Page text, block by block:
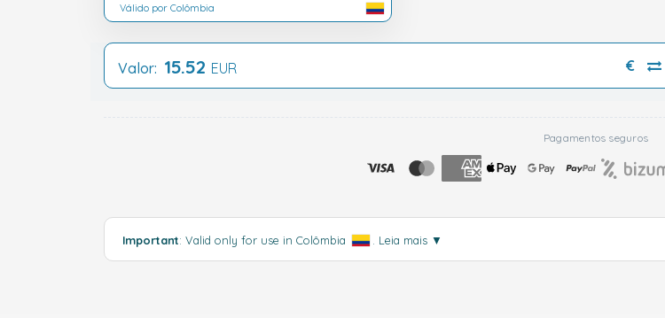
Válido por Colômbia
Valor: 15.52 EUR €
Pagamentos seguros
Important: Valid only for use in Colômbia . Leia mais ▼